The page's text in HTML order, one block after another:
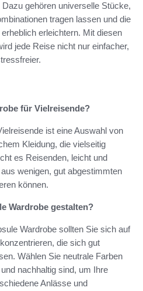
gehören universelle Stücke,
tragen lassen und die
erheblich erleichtern. Mit diesen
jede Reise nicht nur einfacher,
für Vielreisende?
ist eine Auswahl von
Kleidung, die vielseitig
es Reisenden, leicht und
wenigen, gut abgestimmten
können.
Wardrobe gestalten?
Wardrobe sollten Sie sich auf
die sich gut
Wählen Sie neutrale Farben
nachhaltig sind, um Ihre
Anlässe und